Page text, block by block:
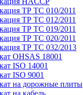
ТР ТС 010/2011
ТР ТС 012/2011
ТР ТС 019/2011
ТР ТС 020/2011
ТР ТС 032/2013
OHSAS 18001
ISO 14001
ISO 9001
на дорожные плиты
на кабель